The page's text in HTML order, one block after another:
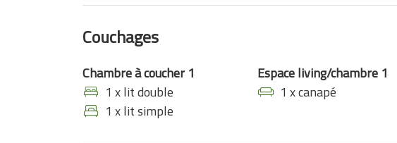
Couchages
Chambre à coucher 1
1 x lit double
1 x lit simple
Espace living/chambre 1
1 x canapé